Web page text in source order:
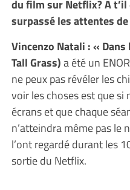
du film sur Netflix? A t’il
surpassé les attentes
Vincenzo Natali :«
Tall Grass)a été un
ne peux pas révéler les
voir les choses est que
écrans et que chaque
n’atteindra même pas le
l’ont regardé durant les
sortie du Netflix.